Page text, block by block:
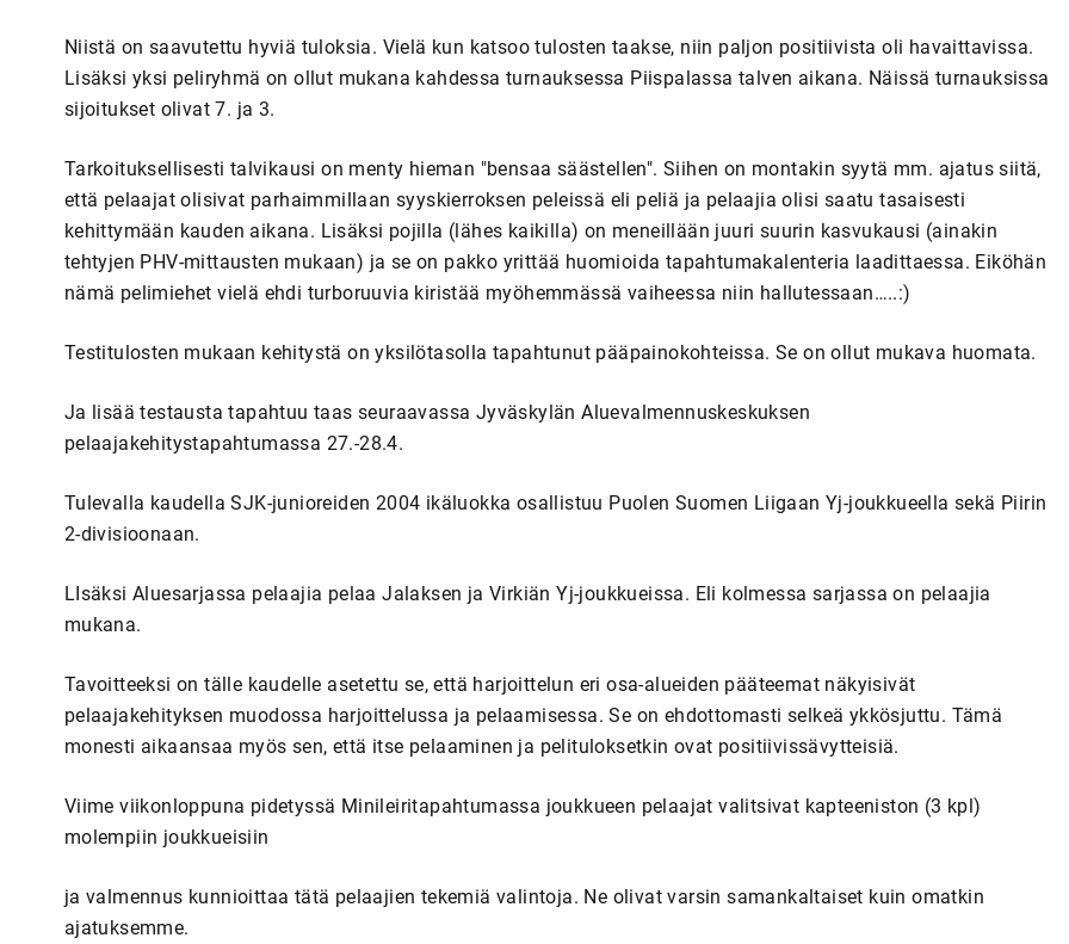
Niistä on saavutettu hyviä tuloksia. Vielä kun katsoo tulosten taakse, niin paljon positiivista oli havaittavissa.
Lisäksi yksi peliryhmä on ollut mukana kahdessa turnauksessa Piispalassa talven aikana. Näissä turnauksissa
sijoitukset olivat 7. ja 3.
Tarkoituksellisesti talvikausi on menty hieman "bensaa säästellen". Siihen on montakin syytä mm. ajatus siitä,
että pelaajat olisivat parhaimmillaan syyskierroksen peleissä eli peliä ja pelaajia olisi saatu tasaisesti
kehittymään kauden aikana. Lisäksi pojilla (lähes kaikilla) on meneillään juuri suurin kasvukausi (ainakin
tehtyjen PHV-mittausten mukaan) ja se on pakko yrittää huomioida tapahtumakalenteria laadittaessa. Eiköhän
nämä pelimiehet vielä ehdi turboruuvia kiristää myöhemmässä vaiheessa niin hallutessaan…..:)
Testitulosten mukaan kehitystä on yksilötasolla tapahtunut pääpainokohteissa. Se on ollut mukava huomata.
Ja lisää testausta tapahtuu taas seuraavassa Jyväskylän Aluevalmennuskeskuksen
pelaajakehitystapahtumassa 27.-28.4.
Tulevalla kaudella SJK-junioreiden 2004 ikäluokka osallistuu Puolen Suomen Liigaan Yj-joukkueella sekä Piirin
2-divisioonaan.
LIsäksi Aluesarjassa pelaajia pelaa Jalaksen ja Virkiän Yj-joukkueissa. Eli kolmessa sarjassa on pelaajia
mukana.
Tavoitteeksi on tälle kaudelle asetettu se, että harjoittelun eri osa-alueiden pääteemat näkyisivät
pelaajakehityksen muodossa harjoittelussa ja pelaamisessa. Se on ehdottomasti selkeä ykkösjuttu. Tämä
monesti aikaansaa myös sen, että itse pelaaminen ja pelituloksetkin ovat positiivissävytteisiä.
Viime viikonloppuna pidetyssä Minileiritapahtumassa joukkueen pelaajat valitsivat kapteeniston (3 kpl)
molempiin joukkueisiin
ja valmennus kunnioittaa tätä pelaajien tekemiä valintoja. Ne olivat varsin samankaltaiset kuin omatkin
ajatuksemme.